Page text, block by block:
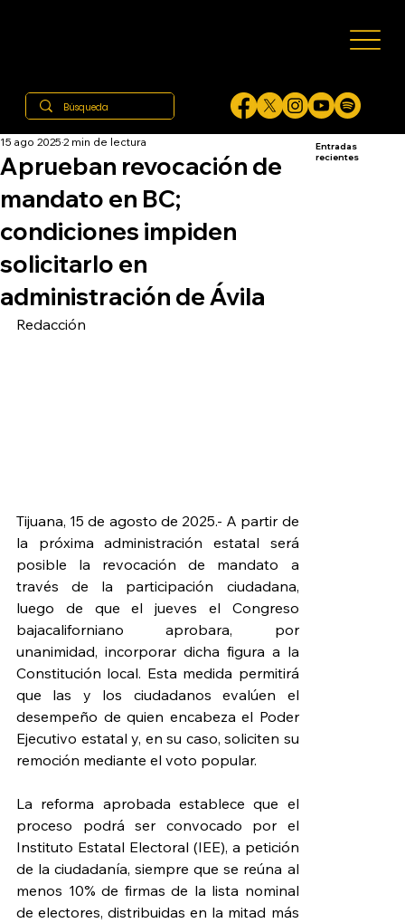
Aprueban revocación de
mandato en BC;
condiciones impiden
solicitarlo en
administración de Ávila
15 ago 2025 2 min de lectura
Redacción
Tijuana, 15 de agosto de 2025.- A partir de
la próxima administración estatal será
posible la revocación de mandato a
través de la participación ciudadana,
luego de que el jueves el Congreso
bajacaliforniano aprobara, por
unanimidad, incorporar dicha figura a la
Constitución local. Esta medida permitirá
que las y los ciudadanos evalúen el
desempeño de quien encabeza el Poder
Ejecutivo estatal y, en su caso, soliciten su
remoción mediante el voto popular.
La reforma aprobada establece que el
proceso podrá ser convocado por el
Instituto Estatal Electoral (IEE), a petición
de la ciudadanía, siempre que se reúna al
menos 10% de firmas de la lista nominal
de electores, distribuidas en la mitad más
Entradas
recientes